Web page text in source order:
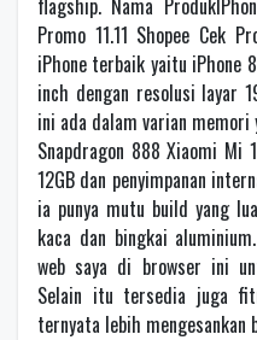
flagship. Nama
Promo 11.11 Shopee Cek
iPhone terbaik yaitu iPhone
inch dengan resolusi layar
ini ada dalam varian memori
Snapdragon 888 Xiaomi Mi
12GB dan penyimpanan
ia punya mutu build yang
kaca dan bingkai
web saya di browser ini
Selain itu tersedia juga
ternyata lebih mengesankan